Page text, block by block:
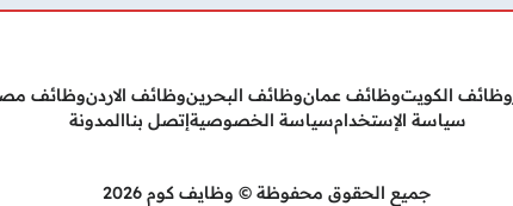
وظائف الكويتوظائف عمانوظائف البحرينوظائف الاردنوظائف
سياسة الإستخدامسياسة الخصوصيةإتصل بناالمدونة
جميع الحقوق محفوظة © وظايف كوم 2026